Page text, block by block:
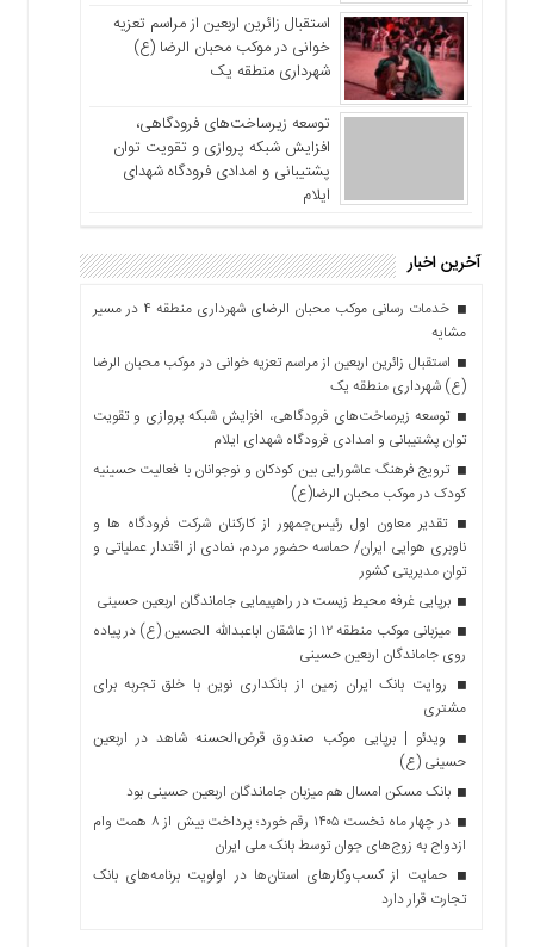
استقبال زائرین اربعین از مراسم تعزیه
خوانی در موکب محبان الرضا (ع)
شهرداری منطقه یک
توسعه زیرساخت‌های فرودگاهی،
افزایش شبکه پروازی و تقویت توان
پشتیبانی و امدادی فرودگاه شهدای
ایلام
آخرین اخبار
خدمات رسانی موکب محبان الرضای شهرداری منطقه ۴ در مسیر
مشایه
استقبال زائرین اربعین از مراسم تعزیه خوانی در موکب محبان الرضا
(ع) شهرداری منطقه یک
توسعه زیرساخت‌های فرودگاهی، افزایش شبکه پروازی و تقویت
توان پشتیبانی و امدادی فرودگاه شهدای ایلام
ترویج فرهنگ عاشورایی بین کودکان و نوجوانان با فعالیت حسینیه
کودک در موکب محبان الرضا(ع)
تقدیر معاون اول رئیس‌جمهور از کارکنان شرکت فرودگاه ها و
ناوبری هوایی ایران/ حماسه حضور مردم، نمادی از اقتدار عملیاتی و
توان مدیریتی کشور
برپایی غرفه محیط زیست در راهپیمایی جاماندگان اربعین حسینی
میزبانی موکب منطقه ۱۲ از عاشقان اباعبدالله الحسین (ع) در پیاده
روی جاماندگان اربعین حسینی
روایت بانک ایران زمین از بانکداری نوین با خلق تجربه برای
مشتری
ویدئو | برپایی موکب صندوق قرض‌الحسنه شاهد در اربعین
حسینی (ع)
بانک مسکن امسال هم میزبان جاماندگان اربعین حسینی بود
در چهار ماه نخست ۱۴۰۵ رقم خورد؛ پرداخت بیش از ۸ همت وام
ازدواج به زوج‌های جوان توسط بانک ملی ایران
حمایت از کسب‌وکارهای استان‌ها در اولویت برنامه‌های بانک
تجارت قرار دارد